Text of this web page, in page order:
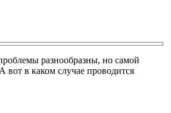
разнообразны, но самой
вот в каком случае проводится